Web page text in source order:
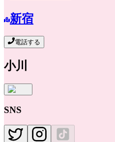
新宿
電話する
小川
SNS